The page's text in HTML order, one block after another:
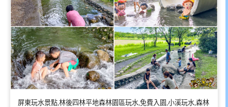
屏東玩水景點,林後四林平地森林園區玩水,免費入園,小溪玩水,森林